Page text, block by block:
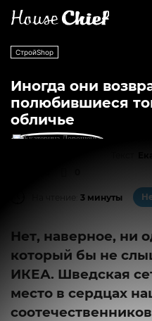
СтройShop
Иногда они
полюбившиеся
обличье
3 минуты
Нет, наверное, ни
который бы не
ИКЕА. Шведская
место в сердцах